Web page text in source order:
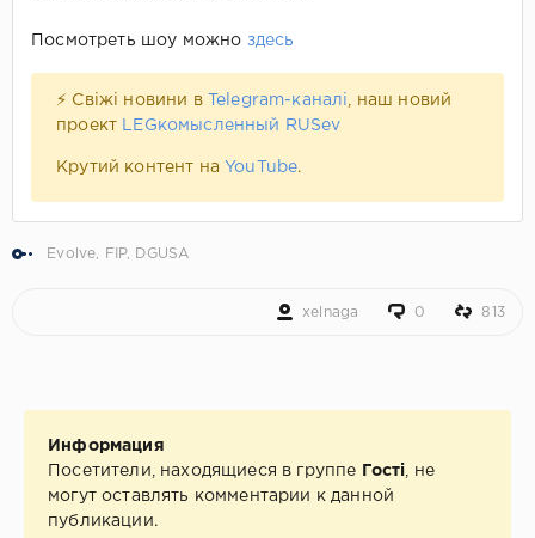
Посмотреть шоу можно здесь
⚡ Свіжі новини в Telegram-каналі
, наш новий
проект
LEGкомысленный RUSev
Крутий контент на YouTube.
Evolve, FIP, DGUSA
xelnaga 0 813
Информация
Посетители, находящиеся в группе
Гості
, не
могут оставлять комментарии к данной
публикации.